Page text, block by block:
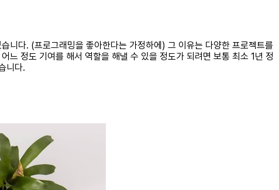
니다. (프로그래밍을 좋아한다는 가정하에) 그 이유는 다양한 프로젝트를
느 정도 기여를 해서 역할을 해낼 수 있을 정도가 되려면 보통 최소 1년 정
니다.